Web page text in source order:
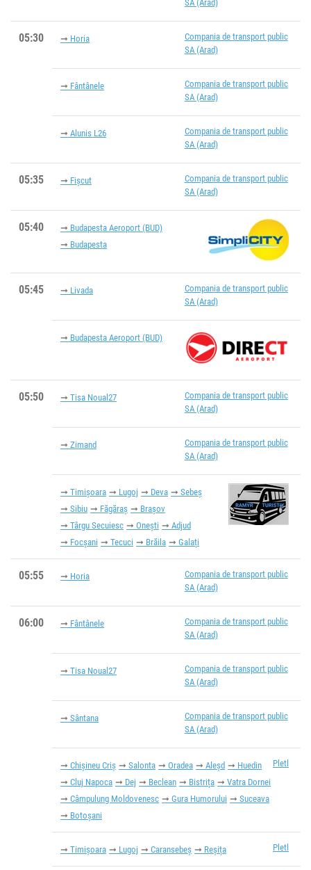
SA (Arad)
05:30
Compania de transport public
SA (Arad)
Horia
Compania de transport public
SA (Arad)
Fântânele
Compania de transport public
SA (Arad)
Alunis L26
05:35
Compania de transport public
SA (Arad)
Fișcut
05:40
Budapesta Aeroport (BUD)
Budapesta
05:45
Compania de transport public
SA (Arad)
Livada
Budapesta Aeroport (BUD)
05:50
Compania de transport public
SA (Arad)
Tisa Noual27
Compania de transport public
SA (Arad)
Zimand
Timișoara Lugoj Deva
Sebeș
Sibiu
Făgăraș
Brașov
Târgu Secuiesc
Onești
Adjud
Focșani
Tecuci Brăila Galați
05:55
Compania de transport public
SA (Arad)
Horia
06:00
Compania de transport public
SA (Arad)
Fântânele
Compania de transport public
SA (Arad)
Tisa Noual27
Compania de transport public
SA (Arad)
Sântana
Pletl
Chișineu Criș Salonta Oradea Aleșd
Huedin
Cluj Napoca
Dej Beclean Bistrița
Vatra Dornei
Câmpulung Moldovenesc
Gura Humorului
Suceava
Botoșani
Pletl
Timișoara Lugoj Caransebeș Reșița